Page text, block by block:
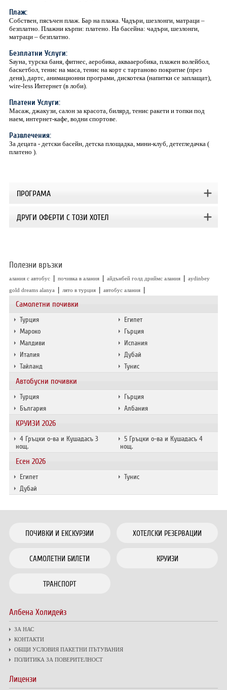
Самолетни почивки
Турция
Египет
Мароко
Гърция
Малдиви
Испания
Италия
Дубай
Тайланд
Тунис
Автобусни почивки
Турция
Гърция
България
Албания
КРУИЗИ 2026
4 Гръцки о-ва и Кушадасъ 3
нощ.
5 Гръцки о-ва и Кушадасъ 4
нощ.
Есен 2026
Египет
Тунис
Дубай
Плаж:
Собствен, пясъчен плаж. Бар на плажа. Чадъри, шезлонги, матраци –
безплатно. Плажни кърпи: платено. На басейна: чадъри, шезлонги,
матраци – безплатно.
Безплатни Услуги:
Sауна, турска баня, фитнес, аеробика, аквааеробика, плажен волейбол,
баскетбол, тенис на маса, тенис на корт с тартаново покритие (през
деня), дартс, анимационни програми, дискотека (напитки се заплащат),
wire-less Интернет (в лоби).
Платени Услуги:
Mасаж, джакузи, салон за красота, билярд, тенис ракети и топки под
наем, интернет-кафе, водни спортове.
Развлечения:
За децата - детски басейн, детска площадка, мини-клуб, детегледачка (
платено ).
ПРОГРАМА
ДРУГИ ОФЕРТИ С ТОЗИ ХОТЕЛ
Полезни връзки
алания с автобус | почивка в алания | айдънбей голд дриймс алания | aydinbey
gold dreams alanya
| лято в турция | автобус алания |
ПОЧИВКИ И ЕКСКУРЗИИ ХОТЕЛСКИ РЕЗЕРВАЦИИ
САМОЛЕТНИ БИЛЕТИ КРУИЗИ
ТРАНСПОРТ
Албена Холидейз
ЗА НАС
КОНТАКТИ
ОБЩИ УСЛОВИЯ ПАКЕТНИ ПЪТУВАНИЯ
ПОЛИТИКА ЗА ПОВЕРИТЕЛНОСТ
Лицензи